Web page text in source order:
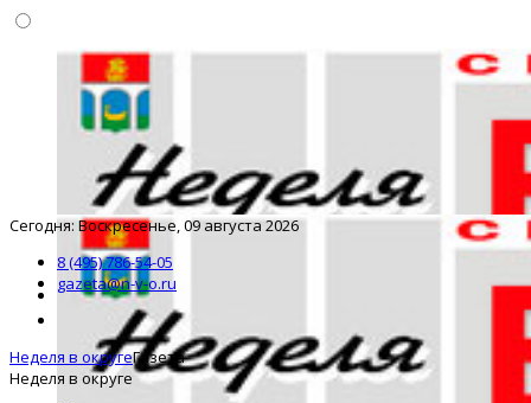
Сегодня: Воскресенье, 09 августа 2026
8 (495) 786-54-05
gazeta@n-v-o.ru
Неделя в округеГазета
Неделя в округе